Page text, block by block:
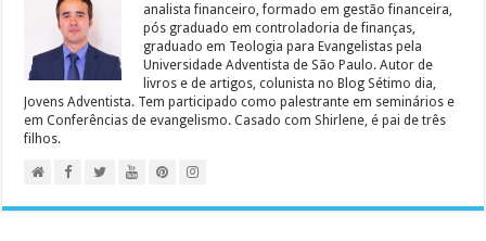
analista financeiro, formado em gestão financeira,
pós graduado em controladoria de finanças,
graduado em Teologia para Evangelistas pela
Universidade Adventista de São Paulo. Autor de
livros e de artigos, colunista no Blog Sétimo dia,
Jovens Adventista. Tem participado como palestrante em seminários e
em Conferências de evangelismo. Casado com Shirlene, é pai de três
filhos.